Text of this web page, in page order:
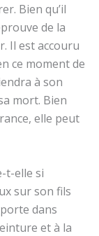
Bien qu’il
de la
Il est accouru
ce moment de
à son
mort. Bien
elle peut
t-elle si
sur son fils
dans
et à la